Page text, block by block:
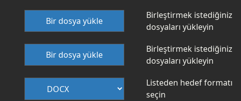
Bir dosya yükle
Birleştirmek istediğiniz
dosyaları yükleyin
Bir dosya yükle
Birleştirmek istediğiniz
dosyaları yükleyin
Listeden hedef formatı
seçin